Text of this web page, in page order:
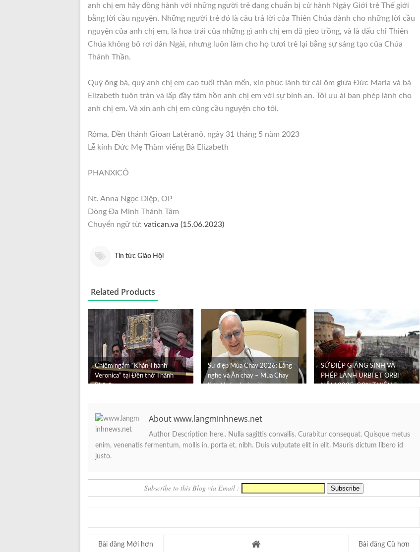
anh chị em hãy đồng hành với những người trẻ đang chuẩn bị cử hành Ngày Giới trẻ Thế giới
bằng lời cầu nguyện. Những người trẻ đó là câu trả lời của Thiên Chúa dành cho những lời cầu
nguyện của anh chị em, là hoa trái của những gì anh chị em đã gieo trồng, và là dấu chỉ Thiên
Chúa không bỏ rơi dân Ngài, nhưng luôn làm cho họ tươi trẻ lại bằng sự sáng tạo của Chúa
Thánh Thần.
Quý ông bà, quý anh chị em cao tuổi thân mến, xin phúc lành từ cái ôm giữa Đức Maria và bà
Elizabeth tuôn tràn và lấp đầy tâm hồn anh chị em với sự bình an. Tôi ưu ái ban phép lành cho
anh chị em. Và xin anh chị em cũng cầu nguyện cho tôi.
Rôma, Đền thánh Gioan Latêranô, ngày 31 tháng 5 năm 2023
Lễ kính Đức Mẹ Thăm viếng Bà Elizabeth
PHANXICÔ
Nt. Anna Ngọc Diệp, OP
Dòng Đa Minh Thánh Tâm
Chuyển ngữ từ: vatican.va (15.06.2023)
Tin tức Giáo Hội
Related Products
Chiêm ngắm “Khăn Thánh
Veronica” tại Đền thờ Thánh
Phêrô
Sứ điệp Mùa Chay 2026: Lắng
nghe và Ăn chay – Mùa Chay
là thời gian hoán cải
SỨ ĐIỆP GIÁNG SINH VÀ
PHÉP LÀNH URBI ET ORBI
NĂM 2025: CON THIÊN
About www.langminhnews.net
Author Description here.. Nulla sagittis convallis. Curabitur consequat. Quisque metus
enim, venenatis fermentum, mollis in, porta et, nibh. Duis vulputate elit in elit. Mauris dictum libero id
justo.
Subscribe to this Blog via Email :
Bài đăng Mới hơn Bài đăng Cũ hơn